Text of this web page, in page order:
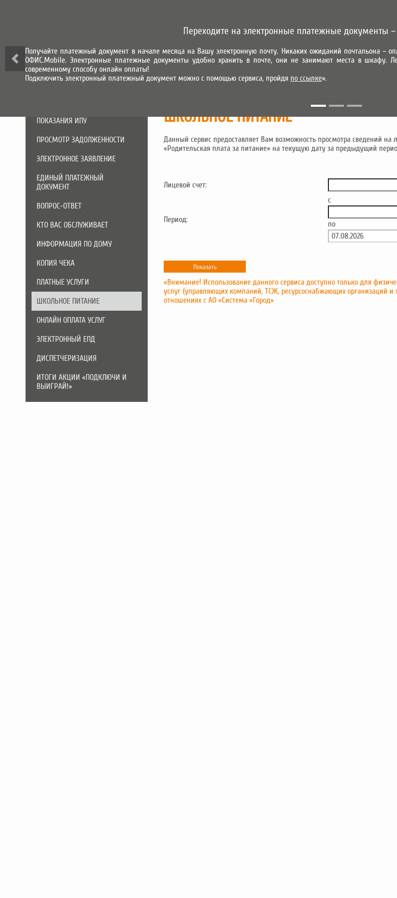
МОБИЛЬНОЕ ПРИЛОЖЕНИЕ
ПОКАЗАНИЯ ИПУ
ПРОСМОТР ЗАДОЛЖЕННОСТИ
ЭЛЕКТРОННОЕ ЗАЯВЛЕНИЕ
ЕДИНЫЙ ПЛАТЕЖНЫЙ
ДОКУМЕНТ
ВОПРОС-ОТВЕТ
КТО ВАС ОБСЛУЖИВАЕТ
ИНФОРМАЦИЯ ПО ДОМУ
КОПИЯ ЧЕКА
ПЛАТНЫЕ УСЛУГИ
ШКОЛЬНОЕ ПИТАНИЕ
ОНЛАЙН ОПЛАТА УСЛУГ
ЭЛЕКТРОННЫЙ ЕПД
ДИСПЕТЧЕРИЗАЦИЯ
ИТОГИ АКЦИИ «ПОДКЛЮЧИ И
ВЫИГРАЙ!»
ШКОЛЬНОЕ ПИТАНИЕ
Данный сервис предоставляет Вам возможность просмотра сведений на
«Родительская плата за питание» на текущую дату за предыдущий
Лицевой счет:
Период:
c
по
Показать
«Внимание! Использование данного сервиса доступно только для
услуг (управляющих компаний, ТСЖ, ресурсоснабжающих организаций и
отношениях с АО «Система «Город»
Переходите на электронные платежные документы –
Получайте платежный документ в начале месяца на Вашу электронную почту. Никаких ожиданий почтальона –
ОФИС.Mobile. Электронные платежные документы удобно хранить в почте, они не занимают места в шкафу.
современному способу онлайн оплаты!
Подключить электронный платежный документ можно с помощью сервиса, пройдя по ссылке».